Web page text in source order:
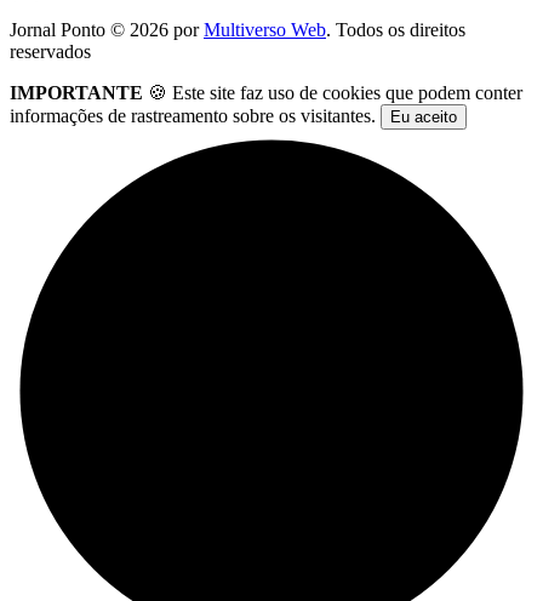
Jornal Ponto © 2026 porMultiverso Web. Todos os direitos
reservados
IMPORTANTE 🍪 Este site faz uso de cookies que podem conter
informações de rastreamento sobre os visitantes.
Eu aceito